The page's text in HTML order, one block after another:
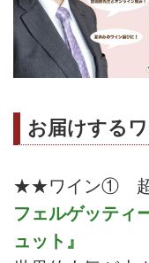
お届けする
★★ワイン① 超
フェルゲッティ
ュット』